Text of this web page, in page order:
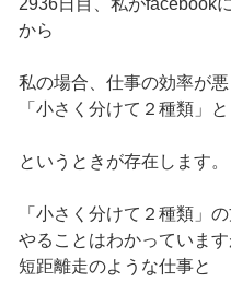
2936日目、私がfacebook
から
私の場合、仕事の効率が
「小さく分けて２種類」
というときが存在します。
「小さく分けて２種類」
やることはわかっています
短距離走のような仕事と